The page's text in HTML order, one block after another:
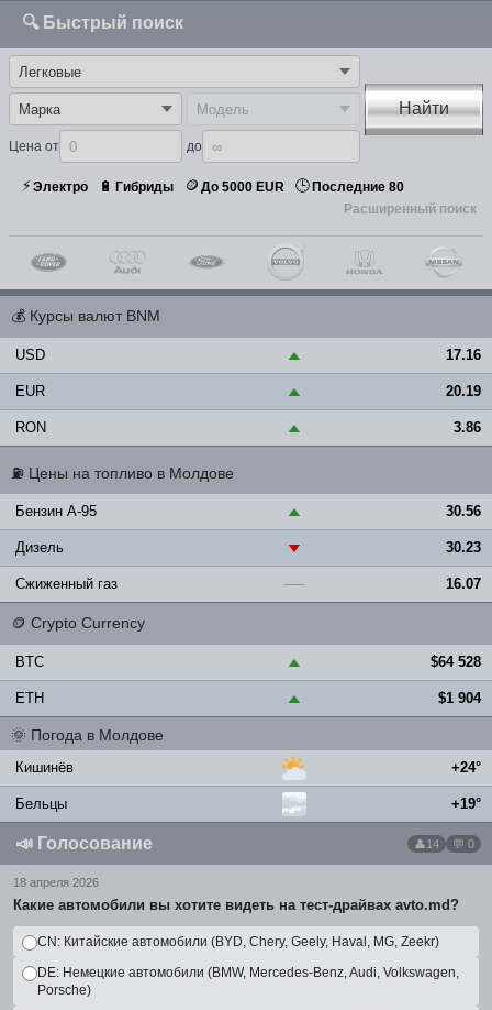
🔍 Быстрый поиск
Цена от до
Найти
⚡Электро 🔋 Гибриды 🪙 До 5000 EUR 🕒 Последние 80
Расширенный поиск
💰 Курсы валют BNM
USD ▲ 17.16
EUR ▲ 20.19
RON ▲ 3.86
⛽ Цены на топливо в Молдове
Бензин A-95 ▲ 30.56
Дизель ▼ 30.23
Сжиженный газ — 16.07
🪙 Crypto Currency
BTC ▲ $64 528
ETH ▲ $1 904
🌞 Погода в Молдове
Кишинёв +24°
Бельцы +19°
📣 Голосование 14 💬 0
18 апреля 2026
Какие автомобили вы хотите видеть на тест-драйвах avto.md?
CN: Китайские автомобили (BYD, Chery, Geely, Haval, MG, Zeekr)
DE: Немецкие автомобили (BMW, Mercedes-Benz, Audi, Volkswagen,
Porsche)